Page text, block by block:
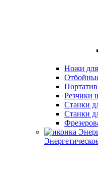
Ножи для
Резчики
Станки
Станки